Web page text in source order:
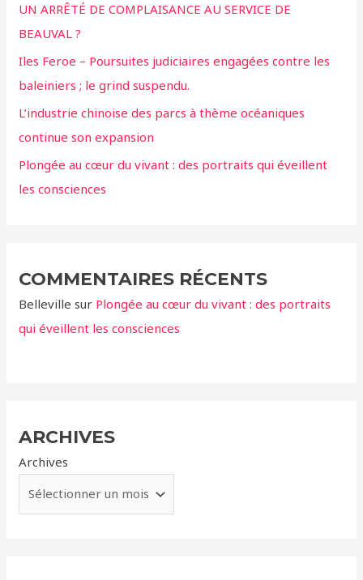
des
animaux
du
couple
dresseurs
Poliakov-
Bruneau
h
e
r
:
UN ARRÊTÉ DE COMPLAISANCE AU SERVICE DE
BEAUVAL ?
Iles Feroe – Poursuites judiciaires engagées contre les
baleiniers ; le grind suspendu.
L’industrie chinoise des parcs à thème océaniques
continue son expansion
Plongée au cœur du vivant : des portraits qui éveillent
les consciences
COMMENTAIRES RÉCENTS
Belleville sur Plongée au cœur du vivant : des portraits
qui éveillent les consciences
ARCHIVES
Archives